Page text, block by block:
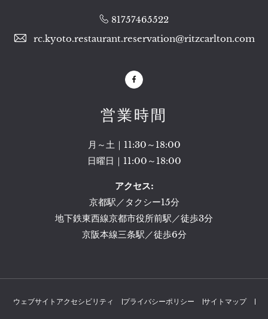
81757465522
rc.kyoto.restaurant.reservation@ritzcarlton.com
Facebook
営業時間
月～土｜11:30～18:00
日曜日｜11:00～18:00
アクセス:
京都駅／タクシー15分
地下鉄東西線京都市役所前駅／徒歩3分
京阪本線三条駅／徒歩6分
ウェブサイトアクセシビリティ プライバシーポリシー サイトマップ